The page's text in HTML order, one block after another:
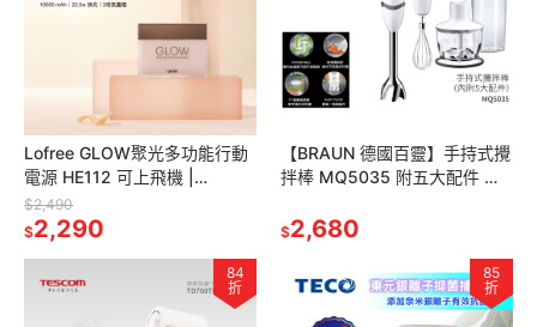
Lofree GLOW聚光多功能行動
電源 HE112 可上飛機 |
10000mAh | 氛圍燈 | 輕巧體
積
$2,490
$2,290
【BRAUN 德國百靈】手持式攪
拌棒 MQ5035 附五大配件 三
副食品 果汁 濃湯
$2,680
84
折
85
折